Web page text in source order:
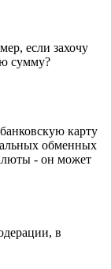
если захочу
сумму?
карту
обменных
- он может
в